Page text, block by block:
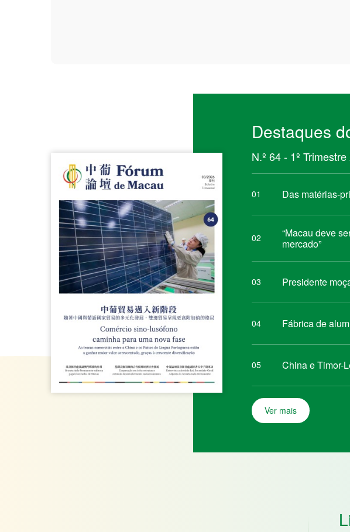
Destaques
N.º 64 - 1º
01 Das matérias-
02
“Macau deve
mercado”
03 Presidente
04 Fábrica de
05 China e Timor-
Ver mais